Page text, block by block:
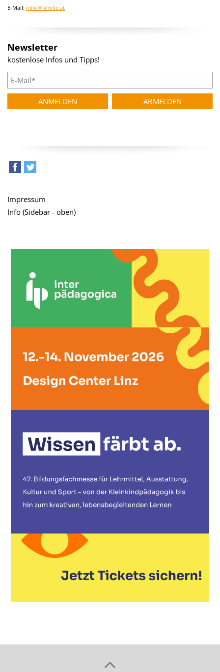
E-Mail: info@familie.at
Newsletter
kostenlose Infos und Tipps!
Impressum
Info (Sidebar - oben)